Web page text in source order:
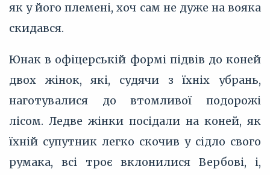
як у його племені, хоч сам не дуже на вояка
скидався.
Юнак в офіцерській формі підвів до коней
двох жінок, які, судячи з їхніх убрань,
наготувалися до втомливої подорожі
лісом. Ледве жінки посідали на коней, як
їхній супутник легко скочив у сідло свого
румака, всі троє вклонилися Вербові, і,